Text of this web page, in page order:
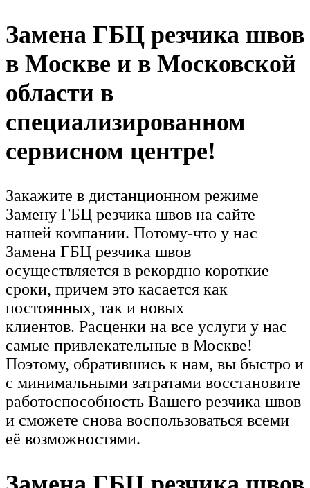
Замена ГБЦ резчика швов
в Москве и в Московской
области в
специализированном
сервисном центре!
Закажите в дистанционном режиме
Замену ГБЦ резчика швов на сайте
нашей компании. Потому-что у нас
Замена ГБЦ резчика швов
осуществляется в рекордно короткие
сроки, причем это касается как
постоянных, так и новых
клиентов. Расценки на все услуги у нас
самые привлекательные в Москве!
Поэтому, обратившись к нам, вы быстро и
с минимальными затратами восстановите
работоспособность Вашего резчика швов
и сможете снова воспользоваться всеми
её возможностями.